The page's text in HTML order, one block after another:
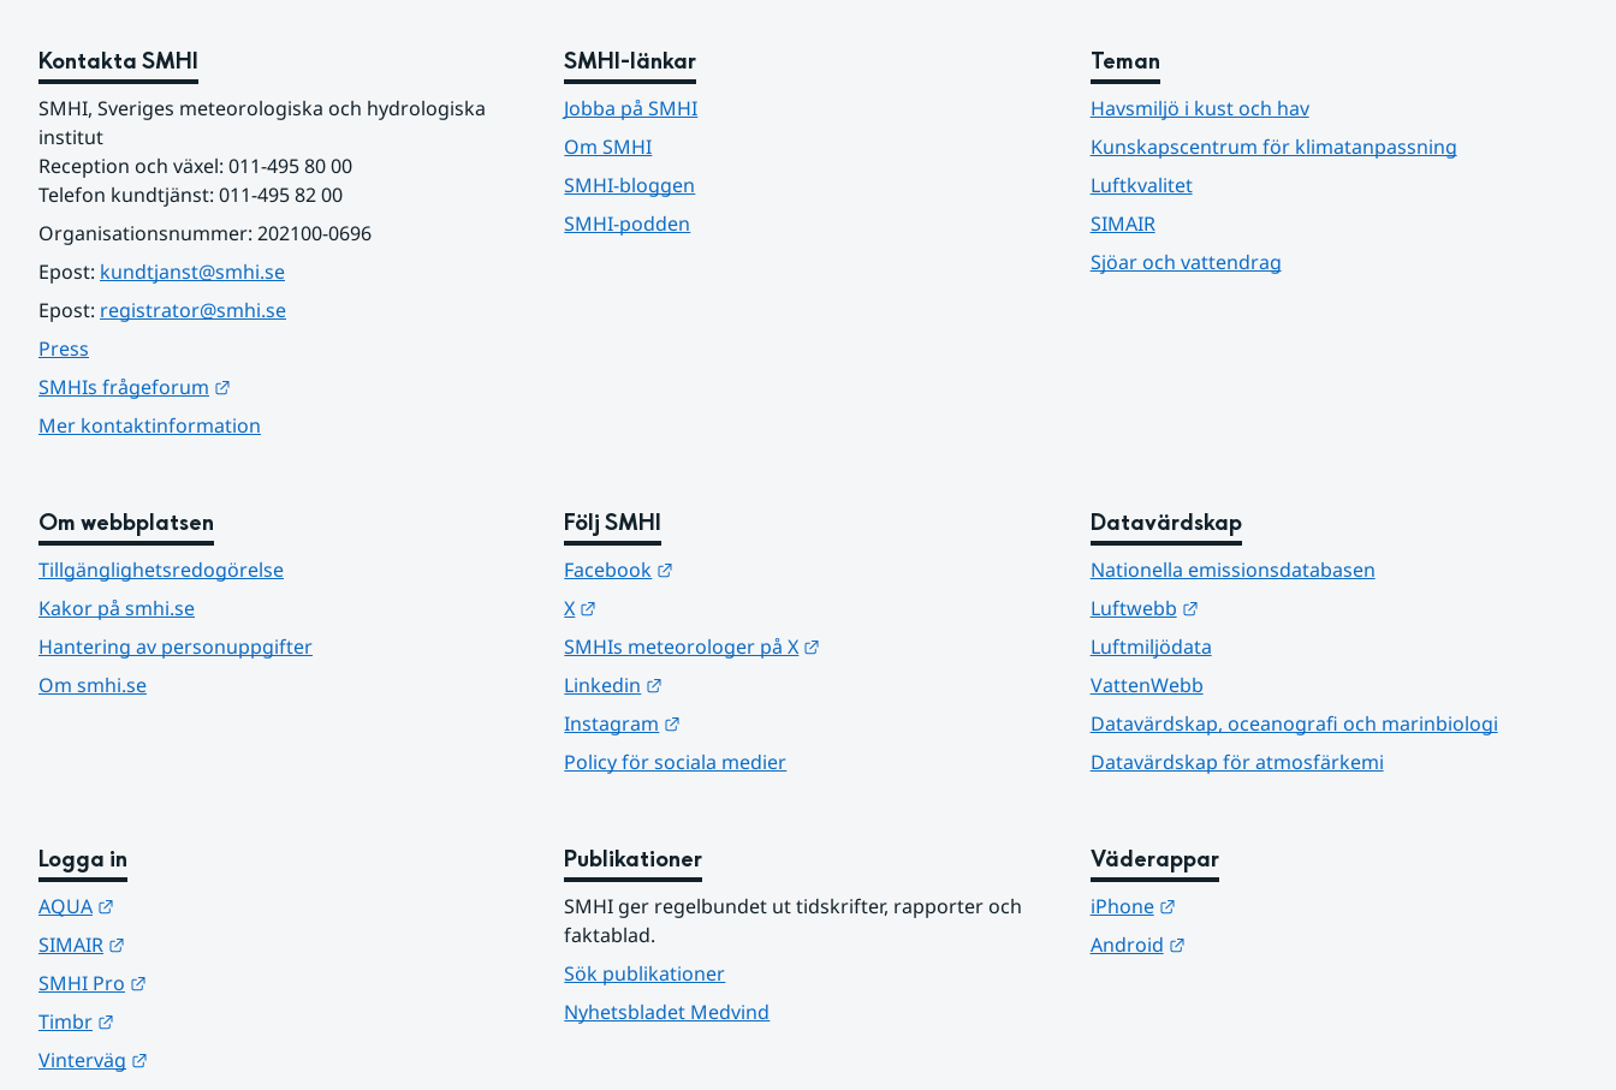
Kontakta SMHI
SMHI, Sveriges meteorologiska och hydrologiska
institut
Reception och växel: 011-495 80 00
Telefon kundtjänst: 011-495 82 00
Organisationsnummer: 202100-0696
Epost: kundtjanst@smhi.se
Epost: registrator@smhi.se
Press
SMHIs frågeforum
Mer kontaktinformation
SMHI-länkar
Jobba på SMHI
Om SMHI
SMHI-bloggen
SMHI-podden
Teman
Havsmiljö i kust och hav
Kunskapscentrum för klimatanpassning
Luftkvalitet
SIMAIR
Sjöar och vattendrag
Om webbplatsen
Tillgänglighetsredogörelse
Kakor på smhi.se
Hantering av personuppgifter
Om smhi.se
Följ SMHI
Facebook
X
SMHIs meteorologer på X
Linkedin
Instagram
Policy för sociala medier
Datavärdskap
Nationella emissionsdatabasen
Luftwebb
Länk till annan webbplats.
Luftmiljödata
VattenWebb
Datavärdskap, oceanografi och marinbiologi
Datavärdskap för atmosfärkemi
Logga in
AQUA
SIMAIR
SMHI Pro
Timbr
Vinterväg
Publikationer
SMHI ger regelbundet ut tidskrifter, rapporter och
faktablad.
Sök publikationer
Nyhetsbladet Medvind
Väderappar
iPhone
Länk till annan webbplats.
Android
Länk till annan webbplats.